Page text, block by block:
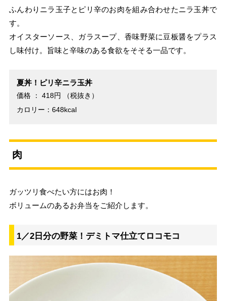
ふんわりニラ玉子とピリ辛のお肉を組み合わせたニラ玉丼で
す。
オイスターソース、ガラスープ、香味野菜に豆板醤をプラス
し味付け。旨味と辛味のある食欲をそそる一品です。
夏丼！ピリ辛ニラ玉丼
価格 ： 418円 （税抜き）
カロリー：648kcal
肉
ガッツリ食べたい方にはお肉！
ボリュームのあるお弁当をご紹介します。
1／2日分の野菜！デミトマ仕立てロコモコ